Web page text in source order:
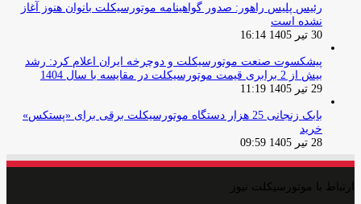
رئیس پلیس راهور: صدور گواهینامه موتورسیکلت بانوان هنوز آغاز
نشده است
30 تیر 1405 16:14
پیشکسوت صنعت موتورسیکلت و دوچرخه ایران اعلام کرد: رشد
بیش از 2 برابری قیمت موتورسیکلت در مقایسه با سال 1404
29 تیر 1405 11:19
بابک زنجانی 25 هزار دستگاه موتورسیکلت برقی برای «پستکس»
خرید
28 تیر 1405 09:59
ارتباط با موتورسیکلت نیوز